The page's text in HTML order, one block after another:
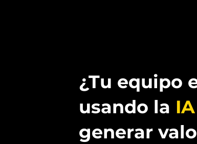
¿Tu equipo
usando la IA
generar